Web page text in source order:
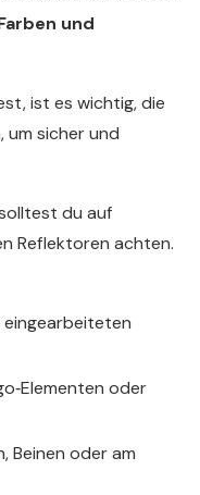
und
ist es wichtig, die
um sicher und
du auf
Reflektoren achten.
eingearbeiteten
oder
Beinen oder am